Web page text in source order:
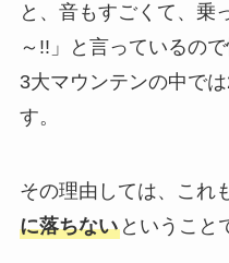
と、音もすごくて、乗
～!!」と言っているの
3大マウンテンの中で
す。
その理由しては、これ
に落ちないということ